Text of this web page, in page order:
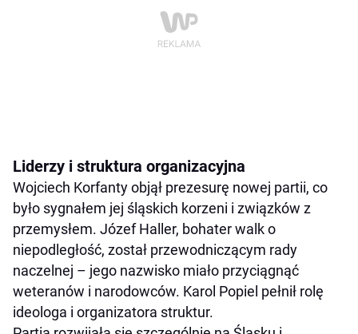
Liderzy i struktura organizacyjna
Wojciech Korfanty objął prezesurę nowej partii, co
było sygnałem jej śląskich korzeni i związków z
przemysłem. Józef Haller, bohater walk o
niepodległość, został przewodniczącym rady
naczelnej – jego nazwisko miało przyciągnąć
weteranów i narodowców. Karol Popiel pełnił rolę
ideologa i organizatora struktur.